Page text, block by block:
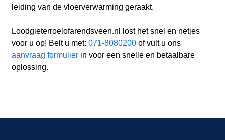
leiding van de vloerverwarming geraakt.
Loodgieterroelofarendsveen.nl lost het snel en netjes
voor u op! Belt u met: 071-8080200of vult u ons
aanvraag formulierin voor een snelle en betaalbare
oplossing.